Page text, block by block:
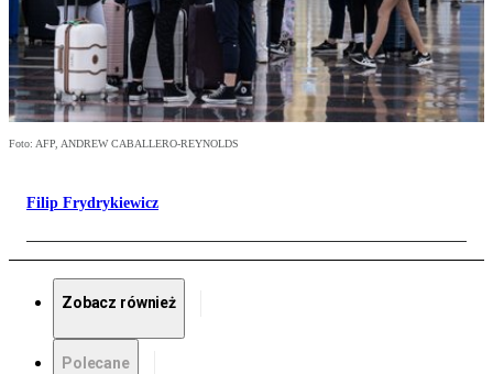
Foto: AFP, ANDREW CABALLERO-REYNOLDS
Filip Frydrykiewicz
Zobacz również
Polecane